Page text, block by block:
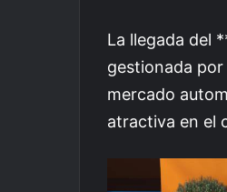
La llegada del
gestionada
mercado
atractiva en el